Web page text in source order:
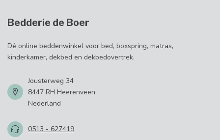
Bedderie de Boer
Dé online beddenwinkel voor bed, boxspring, matras,
kinderkamer, dekbed en dekbedovertrek.
Jousterweg 34
8447 RH Heerenveen
Nederland
0513 - 627419